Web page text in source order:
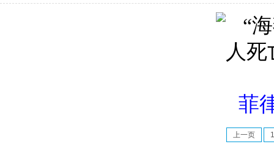
菲
上一页 1